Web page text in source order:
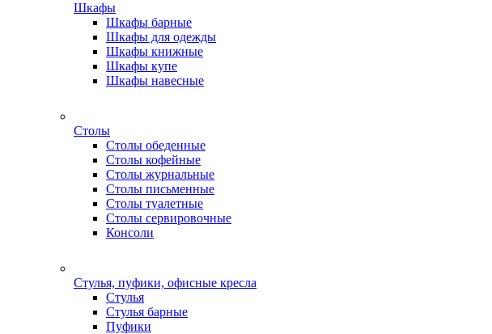
Шкафы
Шкафы барные
Шкафы для одежды
Шкафы книжные
Шкафы купе
Шкафы навесные
Столы
Столы обеденные
Столы кофейные
Столы журнальные
Столы письменные
Столы туалетные
Столы сервировочные
Консоли
Стулья, пуфики, офисные кресла
Стулья
Стулья барные
Пуфики